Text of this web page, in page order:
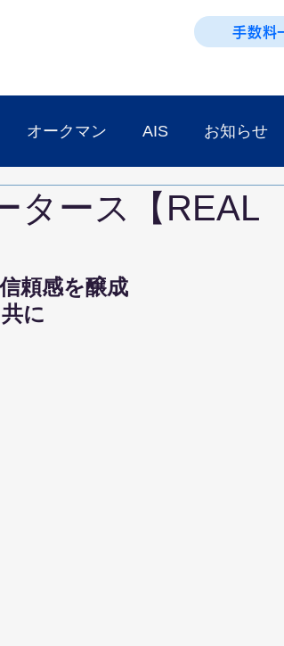
手数料
オークマン AIS お知らせ
タース【REAL
頼感を醸成
に